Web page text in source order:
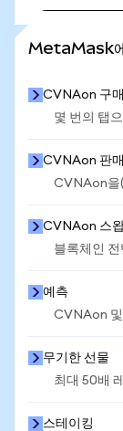
MetaMask
CVNAon 구매
몇 번의 탭
CVNAon 판매
CVNAon을
CVNAon 스
블록체인
예측
CVNAon 및
무기한 선물
최대 50배
스테이킹